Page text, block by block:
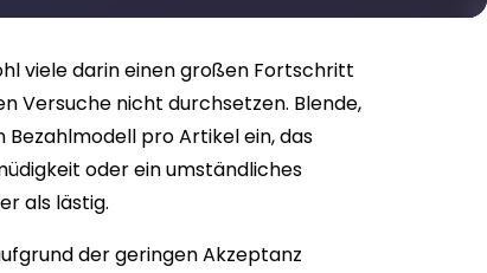
viele darin einen großen Fortschritt
Versuche nicht durchsetzen. Blende,
pro Artikel ein, das
oder ein umständliches
als lästig.
der geringen Akzeptanz